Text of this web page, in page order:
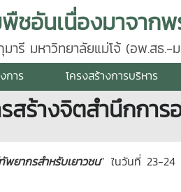
อันเนื่องมาจากพ
ารี มหาวิทยาลัยแม่โจ้ (อพ.สธ.-
การ โครงสร้างการบริหาร
สร้างจิตสำนึกกา
ยากรสำหรับเยาวชน” ในวันที่ 23-